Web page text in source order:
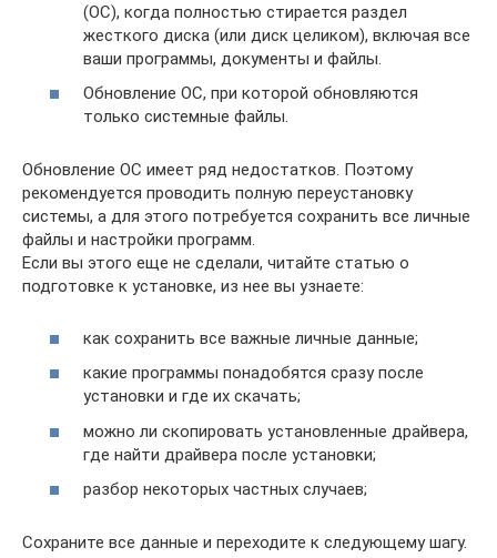
(ОС), когда полностью стирается раздел
жесткого диска (или диск целиком), включая все
ваши программы, документы и файлы.
Обновление ОС, при которой обновляются
только системные файлы.
Обновление ОС имеет ряд недостатков. Поэтому
рекомендуется проводить полную переустановку
системы, а для этого потребуется сохранить все личные
файлы и настройки программ.
Если вы этого еще не сделали, читайте статью о
подготовке к установке, из нее вы узнаете:
как сохранить все важные личные данные;
какие программы понадобятся сразу после
установки и где их скачать;
можно ли скопировать установленные драйвера,
где найти драйвера после установки;
разбор некоторых частных случаев;
Сохраните все данные и переходите к следующему шагу.